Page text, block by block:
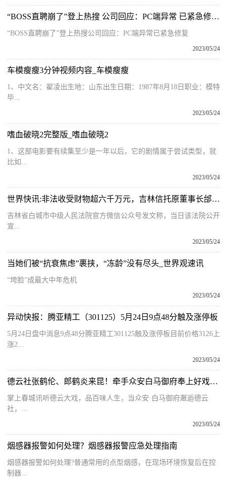
“BOSS直聘崩了”登上热搜 公司回应：PC端异常 已紧急修复|环球精选
“BOSS直聘崩了”登上热搜公司回应：PC端异常已紧急修复
2023/05/24
车模瘦瘦3分钟视频内容_车模瘦瘦
1、中文名：翟凌出生地：山东出生日期：1987年8月18日职业：模特
毕...
2023/05/24
嗜血破晓2完整版_嗜血破晓2
1、这部电影要有续集至少是一年以后，它的剧情属于尝试类型，就
比如...
2023/05/24
世界快讯:非法收受财物超六千万元，吉林信托原董事长邰戈一审被判 14 年
吉林省白城市中级人民法院官方微信公众号发文称，当日该法院公开
宣...
2023/05/24
当她们被“抗衰焦虑”裹挟，“冻龄”没有尽头_世界观速讯
“垮脸”成最大中年危机
2023/05/24
异动快报：腾亚精工（301125）5月24日9点48分触及涨停板
5月24日盘中消息9点48分腾亚精工301125触及涨停板目前价格3126上
涨2...
2023/05/24
德云社张鹤伦、郎鹤炎来昆！牵手众安白马御府奉上好戏-焦点热议
掌上春城讯听德云大戏，品百味人生，当众安·白马御府邂逅德云
社，...
2023/05/24
烟感器报警如何处理？烟感器报警应急处理指南
烟感器报警如何处理?普通常用的点型烟感，在现场环境恢复后在控
制器...